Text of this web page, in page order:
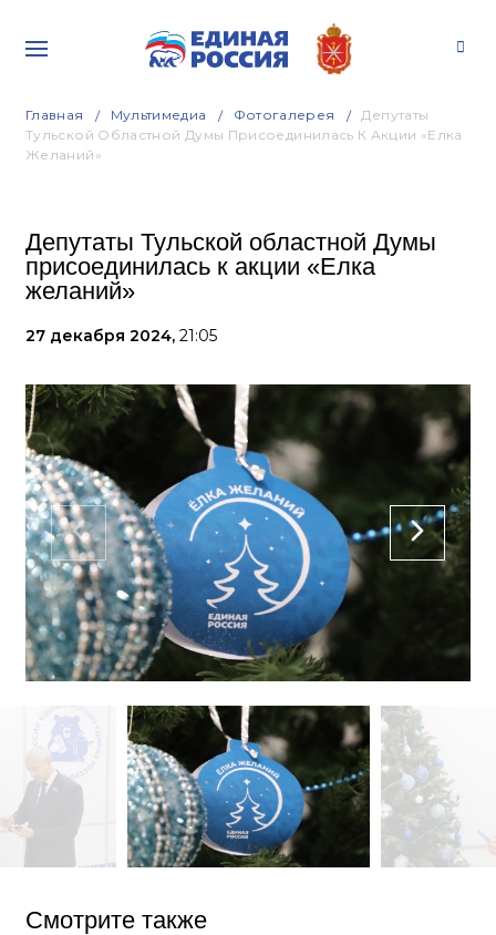
Главная Мультимедиа Фотогалерея
Депутаты
Тульской Областной Думы Присоединилась К Акции «Елка
Желаний»
Депутаты Тульской областной Думы
присоединилась к акции «Елка
желаний»
27 декабря 2024, 21:05
Смотрите также